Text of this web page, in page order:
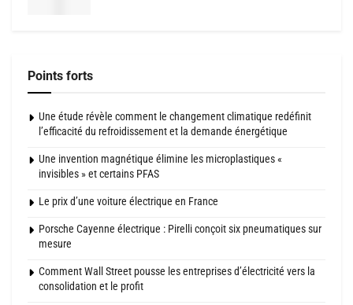
Points forts
Une étude révèle comment le changement climatique redéfinit
l’efficacité du refroidissement et la demande énergétique
Une invention magnétique élimine les microplastiques «
invisibles » et certains PFAS
Le prix d’une voiture électrique en France
Porsche Cayenne électrique : Pirelli conçoit six pneumatiques sur
mesure
Comment Wall Street pousse les entreprises d’électricité vers la
consolidation et le profit